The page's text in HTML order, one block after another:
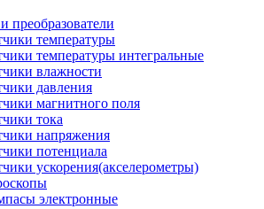
преобразователи
температуры
температуры интегральные
влажности
давления
магнитного поля
тока
напряжения
потенциала
ускорения(акселерометры)
электронные